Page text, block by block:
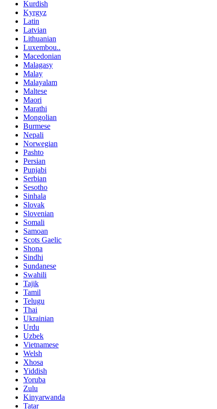
Kurdish
Kyrgyz
Latin
Latvian
Lithuanian
Luxembou..
Macedonian
Malagasy
Malay
Malayalam
Maltese
Maori
Marathi
Mongolian
Burmese
Nepali
Norwegian
Pashto
Persian
Punjabi
Serbian
Sesotho
Sinhala
Slovak
Slovenian
Somali
Samoan
Scots Gaelic
Shona
Sindhi
Sundanese
Swahili
Tajik
Tamil
Telugu
Thai
Ukrainian
Urdu
Uzbek
Vietnamese
Welsh
Xhosa
Yiddish
Yoruba
Zulu
Kinyarwanda
Tatar